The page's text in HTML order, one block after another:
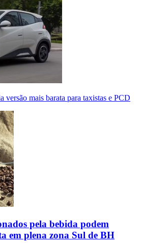
mais barata para taxistas e PCD
pela bebida podem
em plena zona Sul de BH